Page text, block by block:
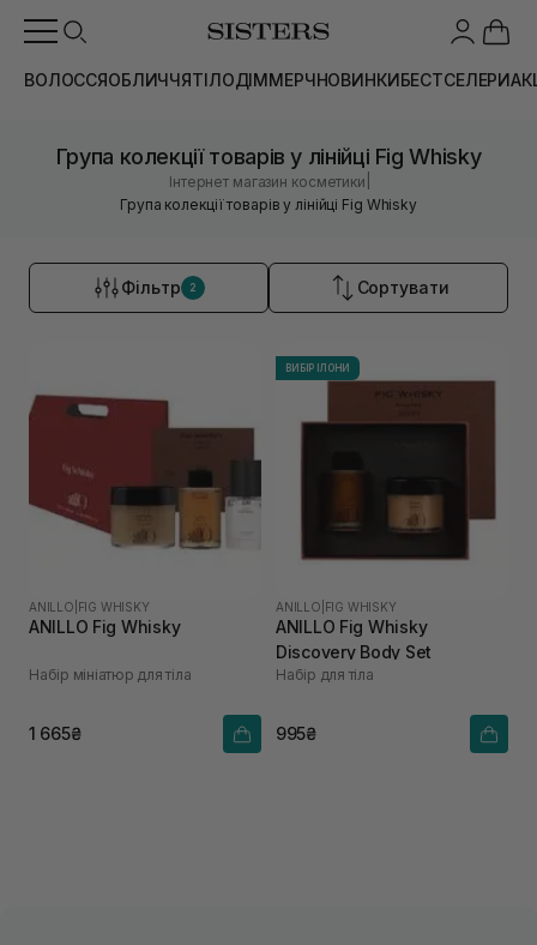
ВОЛОССЯОБЛИЧЧЯТІЛОДІММЕРЧНОВИНКИБЕСТСЕЛЕРИ
Група колекції товарів у лінійці Fig Whisky
Інтернет магазин косметики
Група колекції товарів у лінійці Fig Whisky
Фільтр 2 Сортувати
ANILLO FIG WHISKY
ANILLO Fig Whisky
Набір мініатюр для тіла
1 665₴
ВИБІР ІЛОНИ
ANILLO FIG WHISKY
ANILLO Fig Whisky
Discovery Body Set
Набір для тіла
995₴